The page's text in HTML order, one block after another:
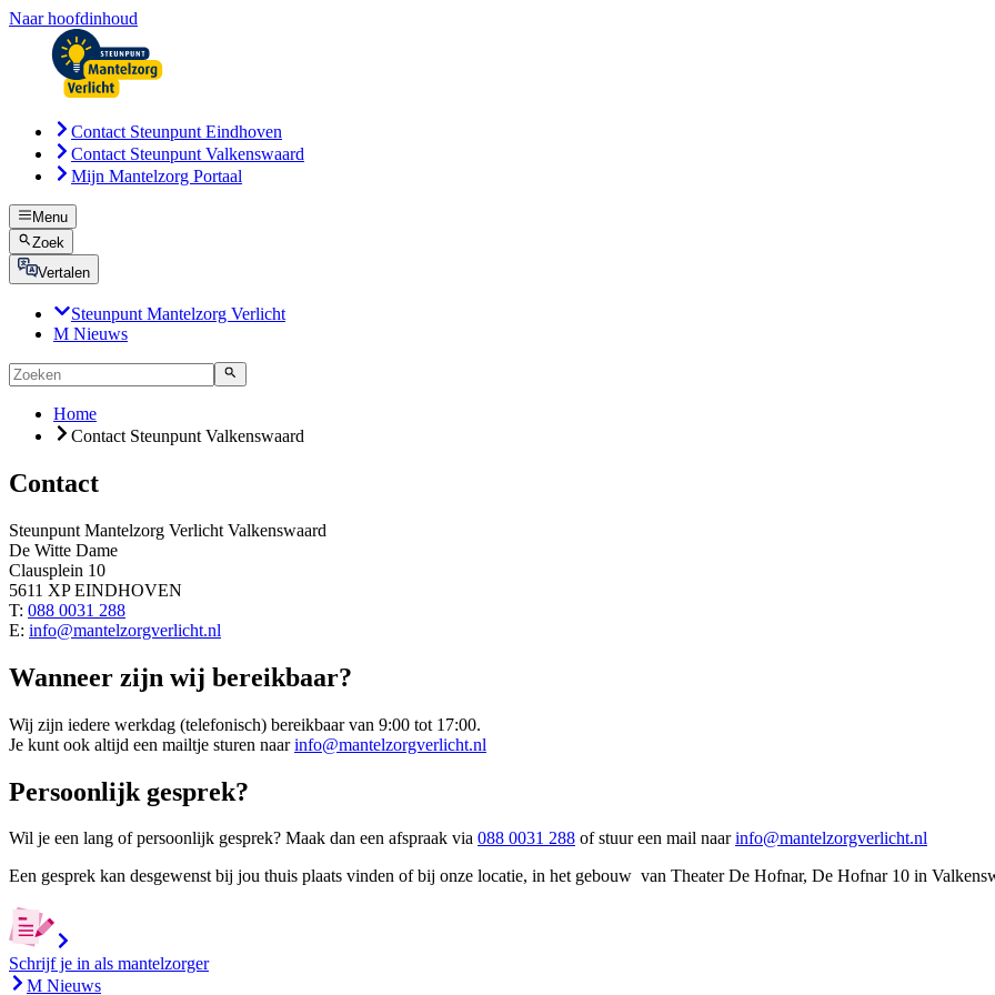
Naar hoofdinhoud
Contact Steunpunt Eindhoven
Contact Steunpunt Valkenswaard
Mijn Mantelzorg Portaal
Menu
Zoek
Vertalen
Steunpunt Mantelzorg Verlicht
M Nieuws
Home
Contact Steunpunt Valkenswaard
Contact
Steunpunt Mantelzorg Verlicht Valkenswaard
De Witte Dame
Clausplein 10
5611 XP EINDHOVEN
T: 088 0031 288
E: info@mantelzorgverlicht.nl
Wanneer zijn wij bereikbaar?
Wij zijn iedere werkdag (telefonisch) bereikbaar van 9:00 tot 17:00.
Je kunt ook altijd een mailtje sturen naarinfo@mantelzorgverlicht.nl
Persoonlijk gesprek?
Wil je een lang of persoonlijk gesprek? Maak dan een afspraak via 088 0031 288 of stuur een mail naarinfo@mantelzorgverlicht.nl
Een gesprek kan desgewenst bij jou thuis plaats vinden of bij onze locatie, in het gebouw van Theater De Hofnar, De Hofnar 10 in
Schrijf je in als mantelzorger
M Nieuws